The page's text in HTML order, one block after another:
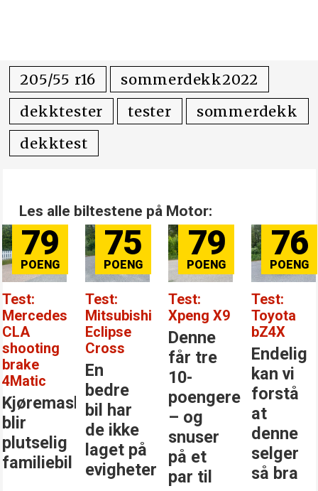
205/55 r16
sommerdekk2022
dekktester
tester
sommerdekk
dekktest
Les alle biltestene på Motor:
79
Test:
Mercedes
CLA
shooting
brake
4Matic
Kjøremaskinen
blir
plutselig
familiebil
75
Test:
Mitsubishi
Eclipse
Cross
En
bedre
bil har
de ikke
laget på
evigheter
79
Test:
Xpeng X9
Denne
får tre
10-
poengere
– og
snuser
på et
par til
76
Test:
Toyota
bZ4X
Endelig
kan vi
forstå
at
denne
selger
så bra